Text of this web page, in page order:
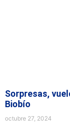
Sorpresas,
Biobío
octubre 27, 2024